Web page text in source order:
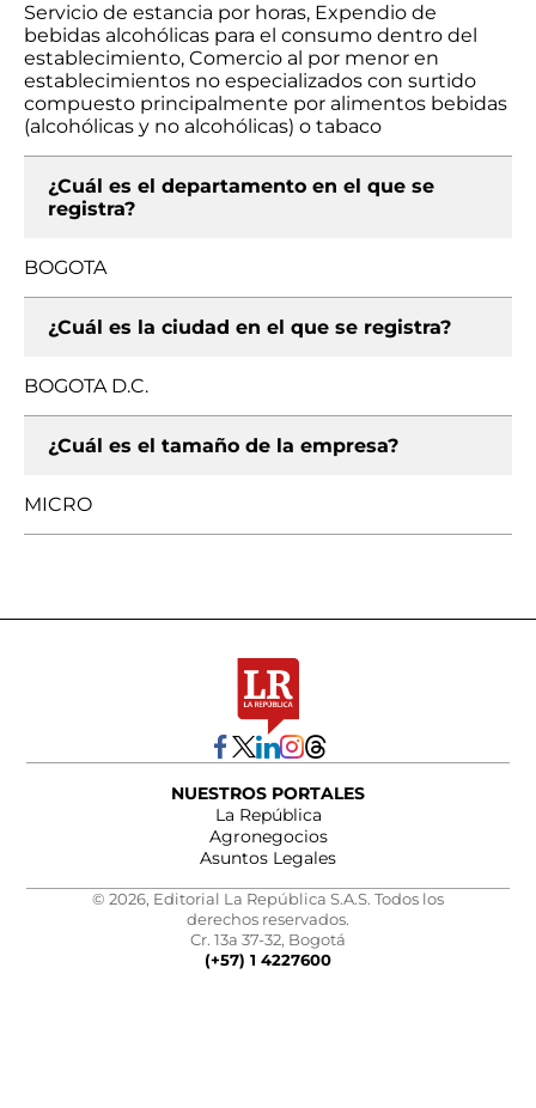
Servicio de estancia por horas, Expendio de
bebidas alcohólicas para el consumo dentro del
establecimiento, Comercio al por menor en
establecimientos no especializados con surtido
compuesto principalmente por alimentos bebidas
(alcohólicas y no alcohólicas) o tabaco
¿Cuál es el departamento en el que se
registra?
BOGOTA
¿Cuál es la ciudad en el que se registra?
BOGOTA D.C.
¿Cuál es el tamaño de la empresa?
MICRO
NUESTROS PORTALES
La República
Agronegocios
Asuntos Legales
© 2026, Editorial La República S.A.S. Todos los
derechos reservados.
Cr. 13a 37-32, Bogotá
(+57) 1 4227600